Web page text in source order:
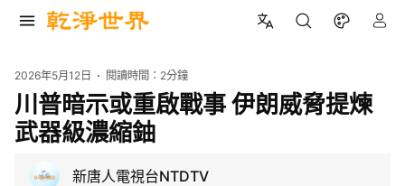
2026年5月12日 閱讀時間： 2分鐘
川普暗示或重啟戰事 伊朗威脅提煉
武器級濃縮鈾
新唐人電視台NTDTV